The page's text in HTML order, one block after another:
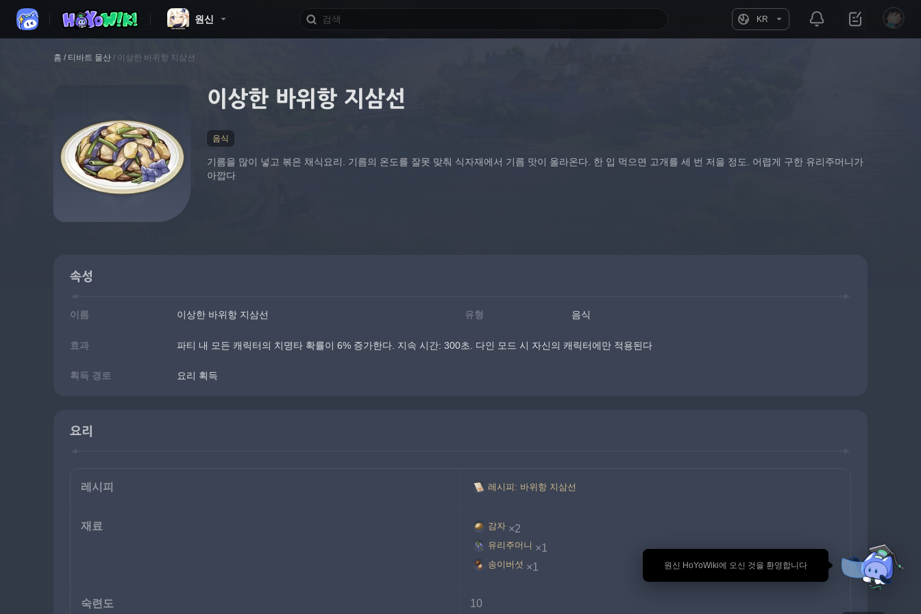
원신 KR
🎉 원신 HoYoWiki에 오신 것을 환영합니다
홈 / 티바트 물산 / 이상한 바위항 지삼선
이상한 바위항 지삼선
음식
기름을 많이 넣고 볶은 채식요리. 기름의 온도를 잘못 맞춰 식자재에서 기름 맛이 올라온다. 한 입 먹으면 고개를 세 번 저을 정도. 어렵게 구한 유리주머니가
아깝다
속성
이름 이상한 바위항 지삼선 유형 음식
효과 파티 내 모든 캐릭터의 치명타 확률이 6% 증가한다. 지속 시간: 300초. 다인 모드 시 자신의 캐릭터에만 적용된다
획득 경로 요리 획득
요리
레시피 레시피: 바위항 지삼선
재료 감자 ×2
유리주머니 ×1
송이버섯 ×1
숙련도 10